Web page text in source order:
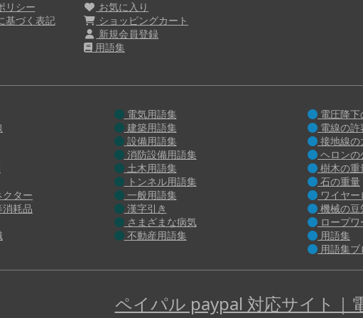
リシー
基づく表記
お気に入り
ショッピングカート
新規会員登録
用語集
ター
耗品
電気用語集
建築用語集
設備用語集
消防設備用語集
土木用語集
トンネル用語集
一般用語集
漢字引き
さまざまな病気
不動産用語集
電圧降
電線の
接地線
ヘロンの
樹木の重
石の重量
ワイヤ
機械の豆
ロープワ
用語集
用語集
ペイパル paypal 対応サイト｜